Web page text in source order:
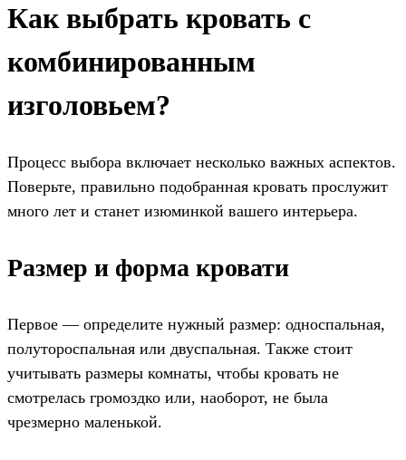
Как выбрать кровать с
комбинированным
изголовьем?
Процесс выбора включает несколько важных аспектов.
Поверьте, правильно подобранная кровать прослужит
много лет и станет изюминкой вашего интерьера.
Размер и форма кровати
Первое — определите нужный размер: односпальная,
полутороспальная или двуспальная. Также стоит
учитывать размеры комнаты, чтобы кровать не
смотрелась громоздко или, наоборот, не была
чрезмерно маленькой.